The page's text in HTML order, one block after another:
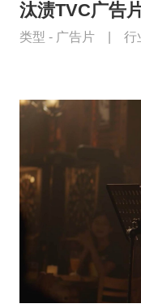
汰渍TVC广告
类型 - 广告片 行